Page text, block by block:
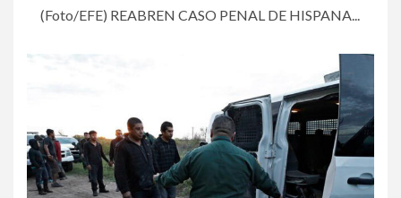
(Foto/EFE) REABREN CASO PENAL DE HISPANA...